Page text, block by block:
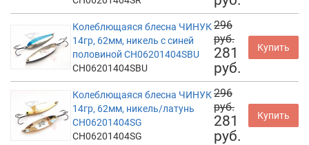
Колеблющаяся блесна ЧИНУК
14гр, 62мм, никель с синей
половиной CH06201404SBU
CH06201404SBU
296
руб.
281
руб.
Купить
Колеблющаяся блесна ЧИНУК
14гр, 62мм, никель/латунь
CH06201404SG
CH06201404SG
296
руб.
281
руб.
Купить